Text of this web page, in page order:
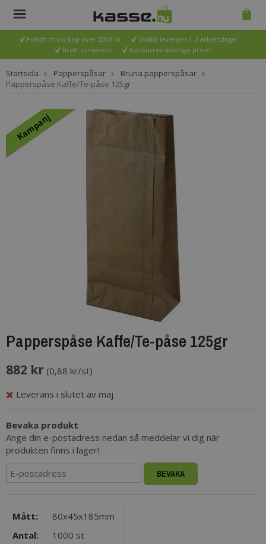
Fraktfritt vid köp över 2000 kr
Snabb leverans 1-3 arbetsdagar
Brett sortiment
Konkurrenskraftiga priser
Startsida Papperspåsar
Bruna papperspåsar
Papperspåse Kaffe/Te-påse 125gr
Kampanj
Papperspåse Kaffe/Te-påse 125gr
882 kr (0,88 kr/st)
Leverans i slutet av maj
Bevaka produkt
Ange din e-postadress nedan så meddelar vi dig när
produkten finns i lager!
BEVAKA
Mått:
80x45x185mm
Antal:
1000 st